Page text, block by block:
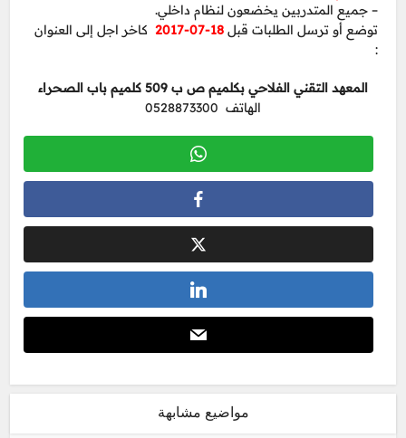
– جميع المتدربين يخضعون لنظام داخلي.
توضع أو ترسل الطلبات قبل18-07-2017
كاخر اجل إلى العنوان
:
المعهد التقني الفلاحي بكلميم ص ب 509 كلميم باب الصحراء
الهاتف 0528873300
مواضيع مشابهة